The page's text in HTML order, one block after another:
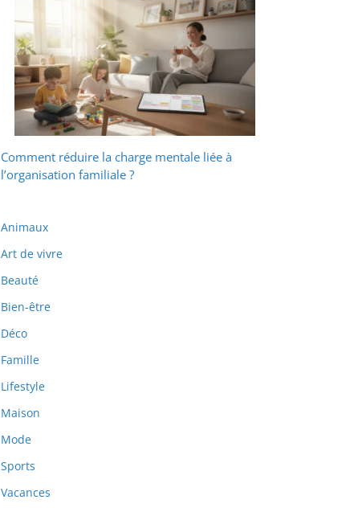
Comment réduire la charge mentale liée à
l’organisation familiale ?
Animaux
Art de vivre
Beauté
Bien-être
Déco
Famille
Lifestyle
Maison
Mode
Sports
Vacances